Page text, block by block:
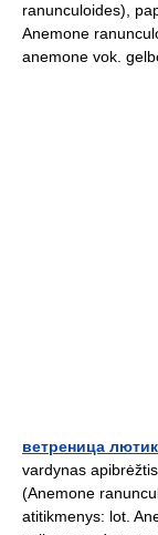
ranunculoides),
Anemone
anemone vok.
ветреница
vardynas
(Anemone
atitikmenys: lot.